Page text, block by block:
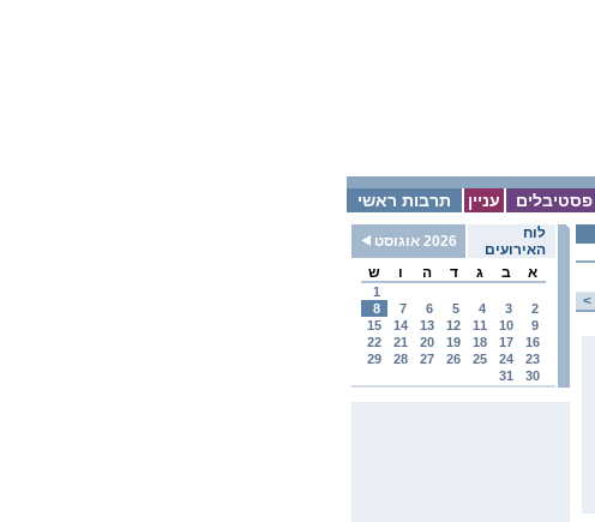
תרבות ראשי עניין פסטיבלים
לוח
האירועים
2026 אוגוסט
א
ב ג ד ה ו ש
1
2
3
4
5
6
7
8
9
10
11
12
13
14
15
16
17
18
19
20
21
22
23
24
25
26
27
28
29
30
31